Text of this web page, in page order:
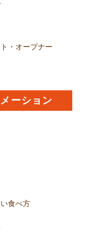
・オープナー
ーション
食べ方